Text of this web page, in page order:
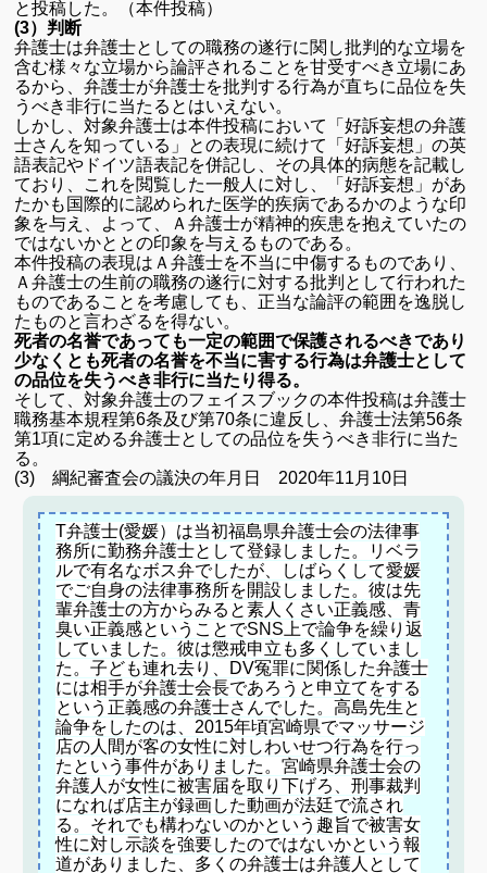
と投稿した。（本件投稿）
(3）判断
弁護士は弁護士としての職務の遂行に関し批判的な立場を
含む様々な立場から論評されることを甘受すべき立場にあ
るから、弁護士が弁護士を批判する行為が直ちに品位を失
うべき非行に当たるとはいえない。
しかし、対象弁護士は本件投稿において「好訴妄想の弁護
士さんを知っている」との表現に続けて「好訴妄想」の英
語表記やドイツ語表記を併記し、その具体的病態を記載し
ており、これを閲覧した一般人に対し、「好訴妄想」があ
たかも国際的に認められた医学的疾病であるかのような印
象を与え、よって、Ａ弁護士が精神的疾患を抱えていたの
ではないかととの印象を与えるものである。
本件投稿の表現はＡ弁護士を不当に中傷するものであり、
Ａ弁護士の生前の職務の遂行に対する批判として行われた
ものであることを考慮しても、正当な論評の範囲を逸脱し
たものと言わざるを得ない。
死者の名誉であっても一定の範囲で保護されるべきであり
少なくとも死者の名誉を不当に害する行為は弁護士として
の品位を失うべき非行に当たり得る。
そして、対象弁護士のフェイスブックの本件投稿は弁護士
職務基本規程第6条及び第70条に違反し、弁護士法第56条
第1項に定める弁護士としての品位を失うべき非行に当た
る。
(3) 綱紀審査会の議決の年月日 2020年11月10日
T弁護士(愛媛）は当初福島県弁護士会の法律事
務所に勤務弁護士として登録しました。リベラ
ルで有名なボス弁でしたが、しばらくして愛媛
でご自身の法律事務所を開設しました。彼は先
輩弁護士の方からみると素人くさい正義感、青
臭い正義感ということでSNS上で論争を繰り返
していました。彼は懲戒申立も多くしていまし
た。子ども連れ去り、DV冤罪に関係した弁護士
には相手が弁護士会長であろうと申立てをする
という正義感の弁護士さんでした。高島先生と
論争をしたのは、2015年頃宮崎県でマッサージ
店の人間が客の女性に対しわいせつ行為を行っ
たという事件がありました。宮崎県弁護士会の
弁護人が女性に被害届を取り下げろ、刑事裁判
になれば店主が録画した動画が法廷で流され
る。それでも構わないのかという趣旨で被害女
性に対し示談を強要したのではないかという報
道がありました、多くの弁護士は弁護人として